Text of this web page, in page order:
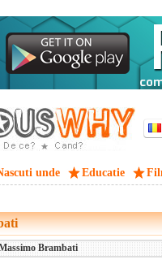
unde Educatie
Brambati